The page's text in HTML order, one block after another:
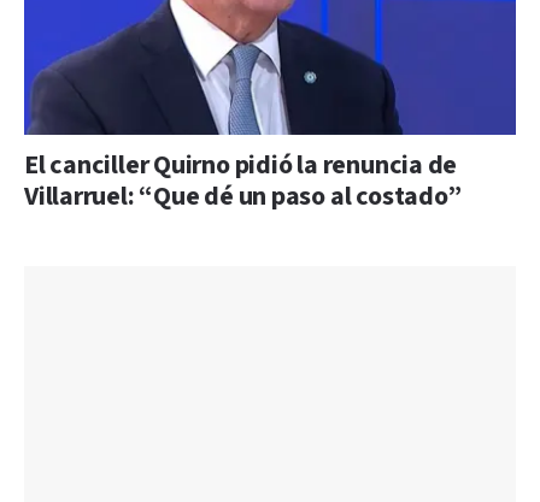
El canciller Quirno pidió la renuncia de
Villarruel: “Que dé un paso al costado”